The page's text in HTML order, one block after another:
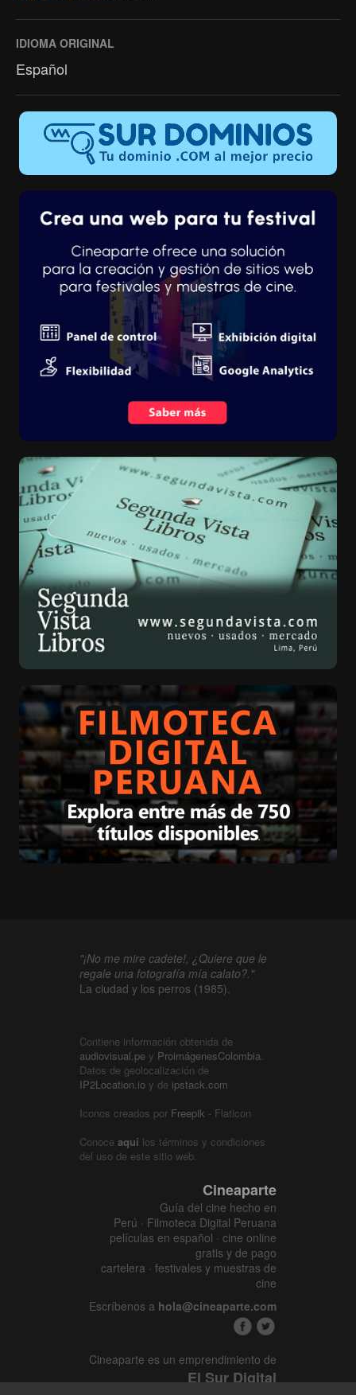
IDIOMA ORIGINAL
Español
"¡No me mire cadete!, ¿Quiere que le
regale una fotografía mía calato?."
La ciudad y los perros (1985).
Contiene información obtenida de
audiovisual.pe y ProimágenesColombia.
Datos de geolocalización de
IP2Location.io y de ipstack.com
Iconos creados por Freepik - Flaticon
Conoce aquí los términos y condiciones
del uso de este sitio web.
Cineaparte
Guía del cine hecho en
Perú · Filmoteca Digital Peruana
películas en español · cine online
gratis y de pago
cartelera · festivales y muestras de
cine
Escríbenos a hola@cineaparte.com
Cineaparte es un emprendimiento de
El Sur Digital